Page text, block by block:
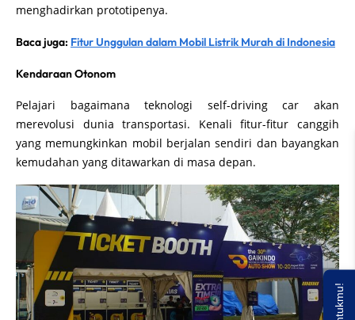
menghadirkan prototipenya.
Baca juga: Fitur Unggulan dalam Mobil Listrik Murah di Indonesia
Kendaraan Otonom
Pelajari bagaimana teknologi self-driving car akan
merevolusi dunia transportasi. Kenali fitur-fitur canggih
yang memungkinkan mobil berjalan sendiri dan bayangkan
kemudahan yang ditawarkan di masa depan.